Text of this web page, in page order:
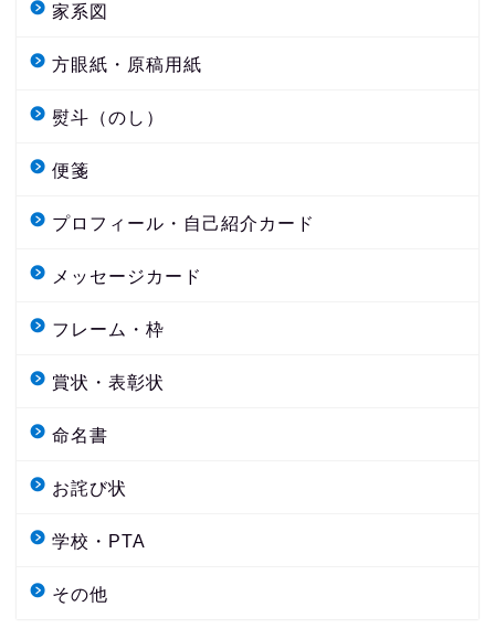
家系図
方眼紙・原稿用紙
熨斗（のし）
便箋
プロフィール・自己紹介カード
メッセージカード
フレーム・枠
賞状・表彰状
命名書
お詫び状
学校・PTA
その他